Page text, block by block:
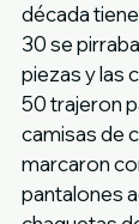
década
30 se
piezas y las
50 trajeron
camisas de
marcaron
pantalones